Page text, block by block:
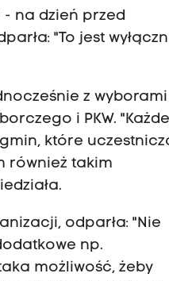
- na dzień przed
"To jest
z wyborami
i PKW. "Każde
które
również takim
odparła: "Nie
np.
możliwość, żeby